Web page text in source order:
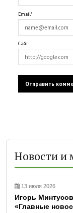
Email*
Сайт
Новости и
13 июля 2026
Игорь
«Главные